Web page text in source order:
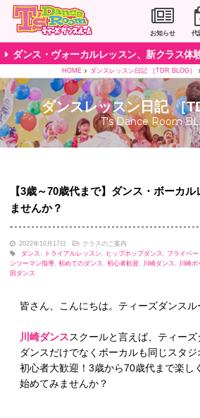
川崎市のダンススタ
お知らせ 代
ダンス・ヴォーカルレッスン、新クラス体
HOME ダンスレッスン日記 ［TDR BLOG］
ダンスレッスン日記 ［
T's Dance Room
【3歳～70歳代まで】ダンス・ボーカ
ませんか？
2022年10月17日
クラスのご案内
ダンス
トライアルレッスン ヒップホップダンス プライベー
ンツーマン指導 初めてのダンス 初心者歓迎 川崎ダンス 川崎
田ダンス
皆さん、こんにちは。ティーズダンスル
川崎ダンススクールと言えば、ティーズ
ダンスだけでなくボーカルも同じスタ
初心者大歓迎！3歳から70歳代まで楽し
始めてみませんか？